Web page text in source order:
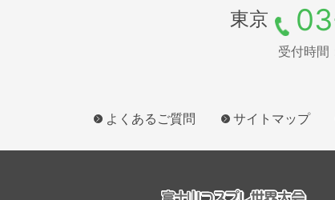
東京
受付時間
よくあるご質問 サイトマップ